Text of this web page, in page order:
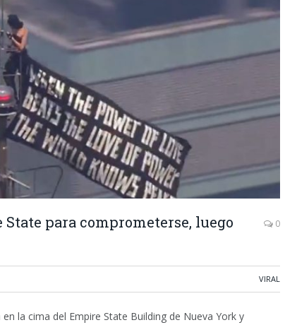
State para comprometerse, luego
0
VIRAL
en la cima del Empire State Building de Nueva York y